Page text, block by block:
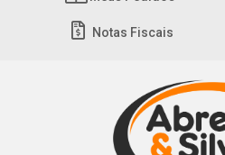
Notas Fiscais